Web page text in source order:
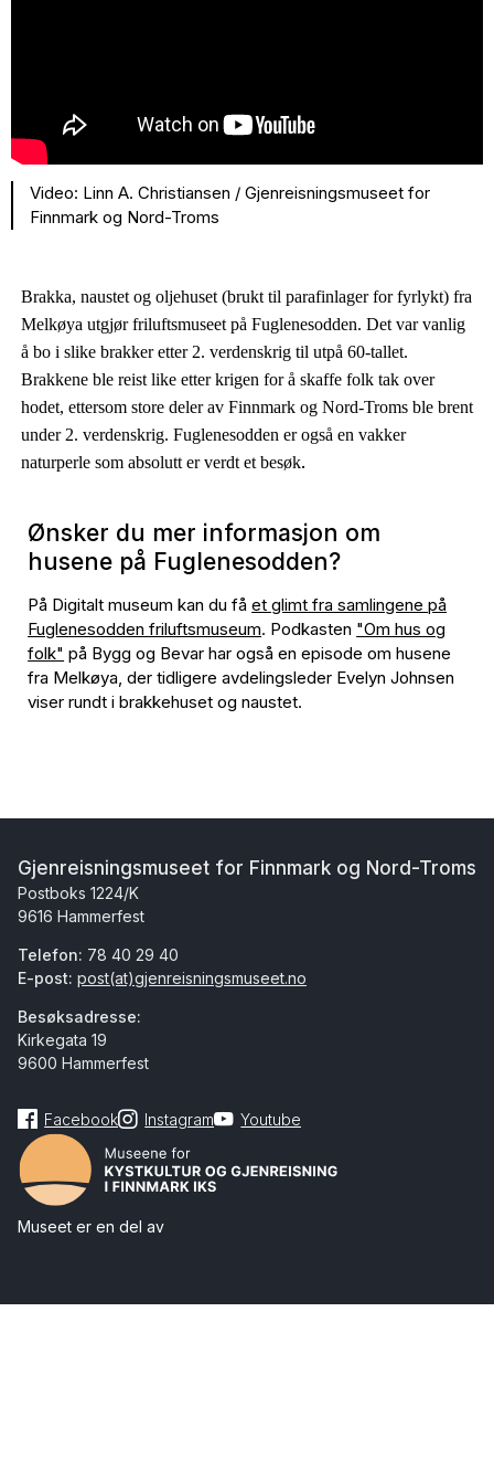
Video: Linn A. Christiansen / Gjenreisningsmuseet for
Finnmark og Nord-Troms
Brakka, naustet og oljehuset (brukt til parafinlager for fyrlykt) fra
Melkøya utgjør friluftsmuseet på Fuglenesodden. Det var vanlig
å bo i slike brakker etter 2. verdenskrig til utpå 60-tallet.
Brakkene ble reist like etter krigen for å skaffe folk tak over
hodet, ettersom store deler av Finnmark og Nord-Troms ble brent
under 2. verdenskrig. Fuglenesodden er også en vakker
naturperle som absolutt er verdt et besøk.
Ønsker du mer informasjon om
husene på Fuglenesodden?
På Digitalt museum kan du fået glimt fra samlingene på
Fuglenesodden friluftsmuseum. Podkasten "Om hus og
folk" på Bygg og Bevar har også en episode om husene
fra Melkøya, der tidligere avdelingsleder Evelyn Johnsen
viser rundt i brakkehuset og naustet.
Gjenreisningsmuseet for Finnmark og Nord-Troms
Postboks 1224/K
9616 Hammerfest
Telefon: 78 40 29 40
E-post: post(at)gjenreisningsmuseet.no
Besøksadresse:
Kirkegata 19
9600 Hammerfest
Facebook Instagram Youtube
Museet er en del av